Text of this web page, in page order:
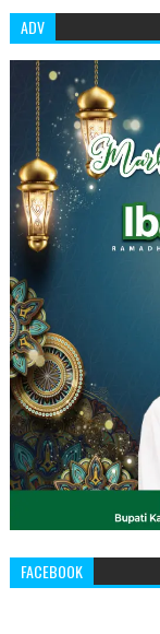
ADV
FACEBOOK